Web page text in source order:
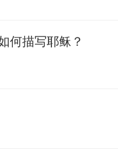
何描写耶稣？